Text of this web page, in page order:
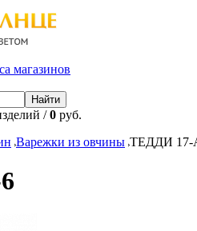
магазинов
/0 руб.
Варежки из овчины ТЕДДИ 17-